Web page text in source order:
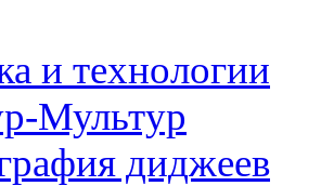
и технологии
Мультур
диджеев